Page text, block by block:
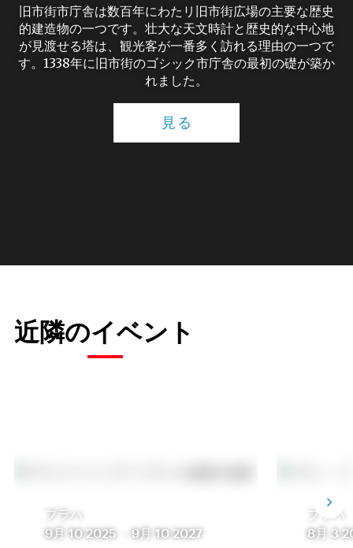
旧市街市庁舎は数百年にわたリ旧市街広場の主要な歴史
的建造物の一つです。壮大な天文時計と歴史的な中心地
が見渡せる塔は、観光客が一番多く訪れる理由の一つで
す。1338年に旧市街のゴシック市庁舎の最初の礎が築か
れました。
見る
近隣のイベント
プラハ
9月 10 2025
9月 10 2027
プラハ
8月 3